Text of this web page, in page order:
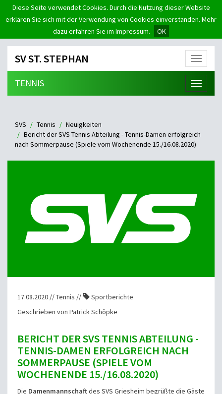
Diese Seite verwendet Cookies. Durch die Nutzung dieser Website
erklären Sie sich mit der Verwendung von Cookies einverstanden. Mehr
dazu erfahren Sie im Impressum.
OK
Menü
SV ST. STEPHAN
Menü
TENNIS
SVS Tennis
Neuigkeiten
Bericht der SVS Tennis Abteilung - Tennis-Damen erfolgreich
nach Sommerpause (Spiele vom Wochenende 15./16.08.2020)
17.08.2020 // Tennis //
Sportberichte
Geschrieben von Patrick Schöpke
BERICHT DER SVS TENNIS ABTEILUNG -
TENNIS-DAMEN ERFOLGREICH NACH
SOMMERPAUSE (SPIELE VOM
WOCHENENDE 15./16.08.2020)
Die Damenmannschaftdes SVS Griesheim begrüßte die Gäste